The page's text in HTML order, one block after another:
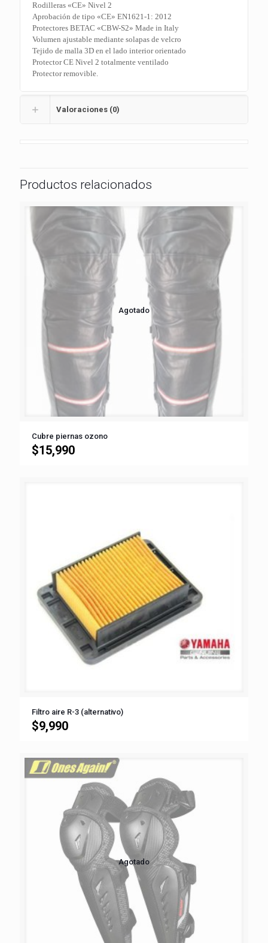
Rodilleras «CE» Nivel 2
Aprobación de tipo «CE» EN1621-1: 2012
Protectores BETAC «CBW-S2» Made in Italy
Volumen ajustable mediante solapas de velcro
Tejido de malla 3D en el lado interior orientado
Protector CE Nivel 2 totalmente ventilado
Protector removible.
Valoraciones (0)
Productos relacionados
Agotado
Cubre piernas ozono
$15,990
Filtro aire R-3 (alternativo)
$9,990
Agotado